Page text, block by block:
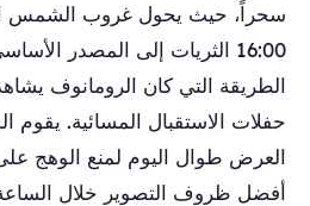
سحراً، حيث يحول غروب الشمس
16:00 الثريات إلى المصدر
الطريقة التي كان الرومانوف
حفلات الاستقبال المسائية.
العرض طوال اليوم لمنع الوهج
أفضل ظروف التصوير خلال الساعة